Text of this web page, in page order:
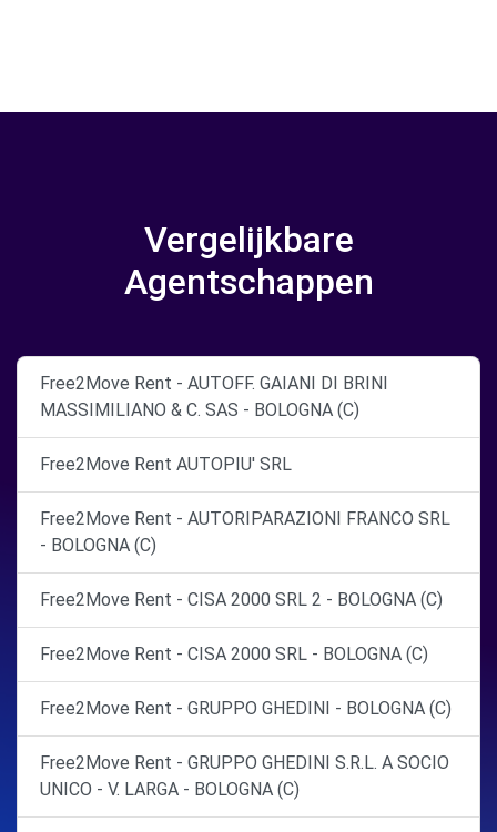
Vergelijkbare
Agentschappen
Free2Move Rent - AUTOFF. GAIANI DI BRINI
MASSIMILIANO & C. SAS - BOLOGNA (C)
Free2Move Rent AUTOPIU' SRL
Free2Move Rent - AUTORIPARAZIONI FRANCO SRL
- BOLOGNA (C)
Free2Move Rent - CISA 2000 SRL 2 - BOLOGNA (C)
Free2Move Rent - CISA 2000 SRL - BOLOGNA (C)
Free2Move Rent - GRUPPO GHEDINI - BOLOGNA (C)
Free2Move Rent - GRUPPO GHEDINI S.R.L. A SOCIO
UNICO - V. LARGA - BOLOGNA (C)